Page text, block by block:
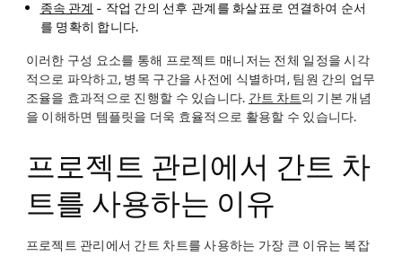
종속 관계 - 작업 간의 선후 관계를 화살표로 연결하여 순서
를 명확히 합니다.
이러한 구성 요소를 통해 프로젝트 매니저는 전체 일정을 시각
적으로 파악하고, 병목 구간을 사전에 식별하며, 팀원 간의 업무
조율을 효과적으로 진행할 수 있습니다. 간트 차트의 기본 개념
을 이해하면 템플릿을 더욱 효율적으로 활용할 수 있습니다.
프로젝트 관리에서 간트 차
트를 사용하는 이유
프로젝트 관리에서 간트 차트를 사용하는 가장 큰 이유는 복잡